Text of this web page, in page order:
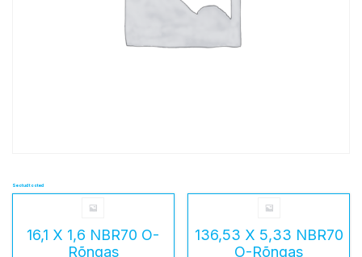
Seotud tooted
16,1 X 1,6 NBR70 O-
Rõngas
136,53 X 5,33 NBR70
O-Rõngas